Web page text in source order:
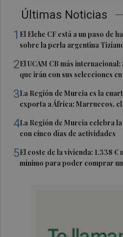
Últimas Noticias
1 El Elche CF está a un paso de
sobre la perla argentina
2El UCAM CB más
que irán con sus selecciones
3La Región de Murcia es la
exporta a África: Marruecos,
4La Región de Murcia celebra la
con cinco días de actividades
5El coste de la vivienda: 1.338 €
mínimo para poder comprar